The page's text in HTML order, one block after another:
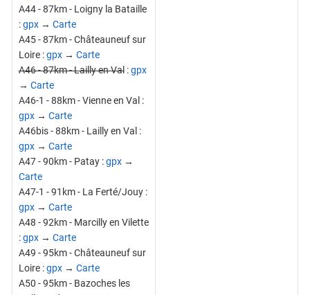
A44 - 87km - Loigny la Bataille
:gpx→ Carte
A45 - 87km - Châteauneuf sur
Loire :gpx→ Carte
A46 - 87km - Lailly en Val:gpx
→ Carte
A46-1 - 88km - Vienne en Val :
gpx→ Carte
A46bis - 88km - Lailly en Val :
gpx→ Carte
A47 - 90km - Patay :gpx→
Carte
A47-1 - 91km - La Ferté/Jouy :
gpx→ Carte
A48 - 92km - Marcilly en Vilette
:gpx→ Carte
A49 - 95km - Châteauneuf sur
Loire :gpx→ Carte
A50 - 95km - Bazoches les